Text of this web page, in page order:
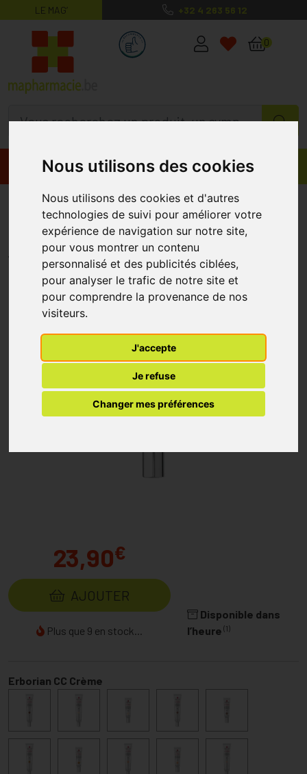
Nous utilisons des cookies
Nous utilisons des cookies et d'autres
technologies de suivi pour améliorer votre
expérience de navigation sur notre site,
pour vous montrer un contenu
personnalisé et des publicités ciblées,
pour analyser le trafic de notre site et
pour comprendre la provenance de nos
visiteurs.
J'accepte
Je refuse
Changer mes préférences
LE MAG’ +32 4 263 56 12
MaPharmacie.be ma santé, mes
0
Promos Produits
Erborian Cc Crème Teinte Doré
15ml
ERBORIAN
23,90€
AJOUTER
Plus que 9 en stock...
Disponible dans
l’heure (1)
Erborian CC Crème